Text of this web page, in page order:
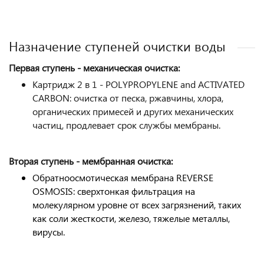
Назначение ступеней очистки воды
Первая ступень - механическая очистка:
Картридж 2 в 1 - POLYPROPYLENE and ACTIVATED
CARBON: очистка от песка, ржавчины, хлора,
органических примесей и других механических
частиц, продлевает срок службы мембраны.
Вторая ступень - мембранная очистка:
Обратноосмотическая мембрана REVERSE
OSMOSIS: сверхтонкая фильтрация на
молекулярном уровне от всех загрязнений, таких
как соли жесткости, железо, тяжелые металлы,
вирусы.